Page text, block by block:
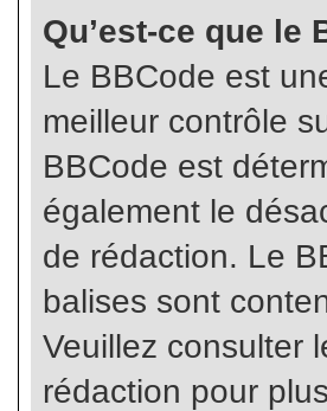
Qu’est-ce que le
Le BBCode est
meilleur contrôle
BBCode est
également le
de rédaction. Le
balises sont
Veuillez consulter
rédaction pour